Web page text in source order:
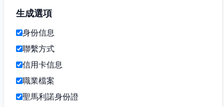
生成選項
身份信息
聯繫方式
信用卡信息
職業檔案
聖馬利諾身份證